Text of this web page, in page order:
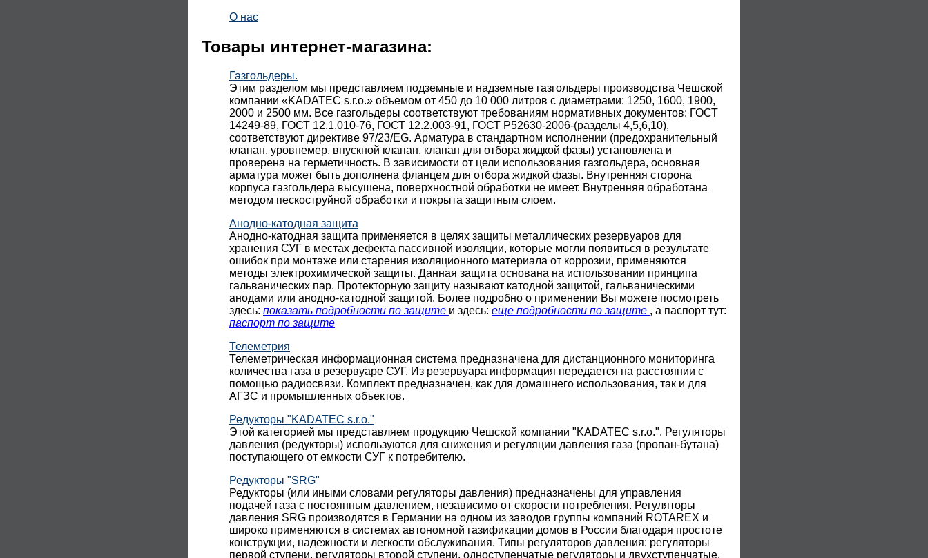
О нас
Товары интернет-магазина:
Газгольдеры.
Этим разделом мы представляем подземные и надземные газгольдеры производства Чешской
компании «KADATEC s.r.o.» объемом от 450 до 10 000 литров с диаметрами: 1250, 1600, 1900,
2000 и 2500 мм. Все газгольдеры соответствуют требованиям нормативных документов: ГОСТ
14249-89, ГОСТ 12.1.010-76, ГОСТ 12.2.003-91, ГОСТ Р52630-2006-(разделы 4,5,6,10),
соответствуют директиве 97/23/EG. Арматура в стандартном исполнении (предохранительный
клапан, уровнемер, впускной клапан, клапан для отбора жидкой фазы) установлена и
проверена на герметичность. В зависимости от цели использования газгольдера, основная
арматура может быть дополнена фланцем для отбора жидкой фазы. Внутренняя сторона
корпуса газгольдера высушена, поверхностной обработки не имеет. Внутренняя обработана
методом пескоструйной обработки и покрыта защитным слоем.
Анодно-катодная защита
Анодно-катодная защита применяется в целях защиты металлических резервуаров для
хранения СУГ в местах дефекта пассивной изоляции, которые могли появиться в результате
ошибок при монтаже или старения изоляционного материала от коррозии, применяются
методы электрохимической защиты. Данная защита основана на использовании принципа
гальванических пар. Протекторную защиту называют катодной защитой, гальваническими
анодами или анодно-катодной защитой. Более подробно о применении Вы можете посмотреть
здесь: показать подробности по защите и здесь: еще подробности по защите , а паспорт тут:
паспорт по защите
Телеметрия
Телеметрическая информационная система предназначена для дистанционного мониторинга
количества газа в резервуаре СУГ. Из резервуара информация передается на расстоянии с
помощью радиосвязи. Комплект предназначен, как для домашнего использования, так и для
АГЗС и промышленных объектов.
Редукторы "KADATEC s.r.o."
Этой категорией мы представляем продукцию Чешской компании "KADATEC s.r.o.". Регуляторы
давления (редукторы) используются для снижения и регуляции давления газа (пропан-бутана)
поступающего от емкости СУГ к потребителю.
Редукторы "SRG"
Редукторы (или иными словами регуляторы давления) предназначены для управления
подачей газа с постоянным давлением, независимо от скорости потребления. Регуляторы
давления SRG производятся в Германии на одном из заводов группы компаний ROTAREX и
широко применяются в системах автономной газификации домов в России благодаря простоте
конструкции, надежности и легкости обслуживания. Типы регуляторов давления: регуляторы
первой ступени, регуляторы второй ступени, одноступенчатые регуляторы и двухступенчатые.